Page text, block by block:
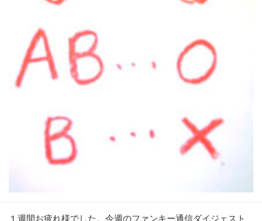
１週間お疲れ様でした。今週のファンキー通信ダイジェスト